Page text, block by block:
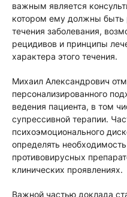
важным является
котором ему должны быть
течения заболевания,
рецидивов и принципы
характера этого течения.
Михаил Александрович
персонализированного
ведения пациента, в том
супрессивной терапии.
психоэмоционального
определять
противовирусных
клинических проявлениях.
Важной частью доклада